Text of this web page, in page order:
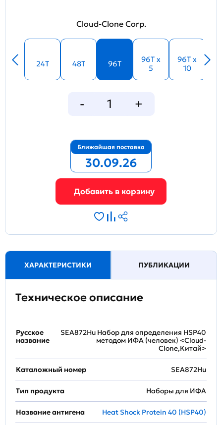
Cloud-Clone Corp.
24T 48T 96T
96T x
5
96T x
10
Ближайшая поставка
30.09.26
ХАРАКТЕРИСТИКИ ПУБЛИКАЦИИ
Техническое описание
Русское
название
SEA872Hu Набор для определения HSP40
методом ИФА (человек) <Cloud-
Clone,Китай>
Каталожный номер SEA872Hu
Тип продукта Наборы для ИФА
Название антигена Heat Shock Protein 40 (HSP40)